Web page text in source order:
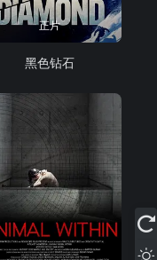
正片
黑色钻石